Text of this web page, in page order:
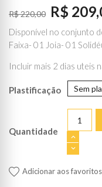
R$ 220,00 R$
Disponível no conjunto
Faixa- 01 Joia- 01
Incluir mais 2 dias uteis
Plastificação Sem
Quantidade
Adicionar aos favoritos